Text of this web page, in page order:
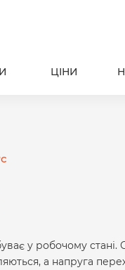
ЦІНИ
у робочому стані.
а напруга